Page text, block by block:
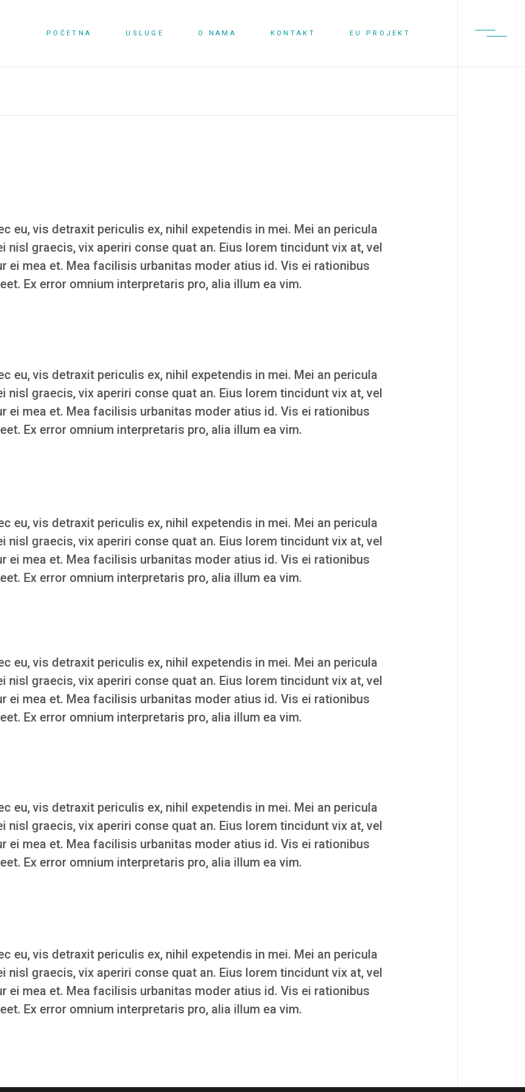
POČETNA USLUGE O NAMA KONTAKT EU PROJEKT
eu, vis detraxit periculis ex, nihil expetendis in mei. Mei an pericula
nisl graecis, vix aperiri conse quat an. Eius lorem tincidunt vix at, vel
ei mea et. Mea facilisis urbanitas moder atius id. Vis ei rationibus
Ex error omnium interpretaris pro, alia illum ea vim.
eu, vis detraxit periculis ex, nihil expetendis in mei. Mei an pericula
nisl graecis, vix aperiri conse quat an. Eius lorem tincidunt vix at, vel
ei mea et. Mea facilisis urbanitas moder atius id. Vis ei rationibus
Ex error omnium interpretaris pro, alia illum ea vim.
eu, vis detraxit periculis ex, nihil expetendis in mei. Mei an pericula
nisl graecis, vix aperiri conse quat an. Eius lorem tincidunt vix at, vel
ei mea et. Mea facilisis urbanitas moder atius id. Vis ei rationibus
Ex error omnium interpretaris pro, alia illum ea vim.
eu, vis detraxit periculis ex, nihil expetendis in mei. Mei an pericula
nisl graecis, vix aperiri conse quat an. Eius lorem tincidunt vix at, vel
ei mea et. Mea facilisis urbanitas moder atius id. Vis ei rationibus
Ex error omnium interpretaris pro, alia illum ea vim.
eu, vis detraxit periculis ex, nihil expetendis in mei. Mei an pericula
nisl graecis, vix aperiri conse quat an. Eius lorem tincidunt vix at, vel
ei mea et. Mea facilisis urbanitas moder atius id. Vis ei rationibus
Ex error omnium interpretaris pro, alia illum ea vim.
eu, vis detraxit periculis ex, nihil expetendis in mei. Mei an pericula
nisl graecis, vix aperiri conse quat an. Eius lorem tincidunt vix at, vel
ei mea et. Mea facilisis urbanitas moder atius id. Vis ei rationibus
Ex error omnium interpretaris pro, alia illum ea vim.